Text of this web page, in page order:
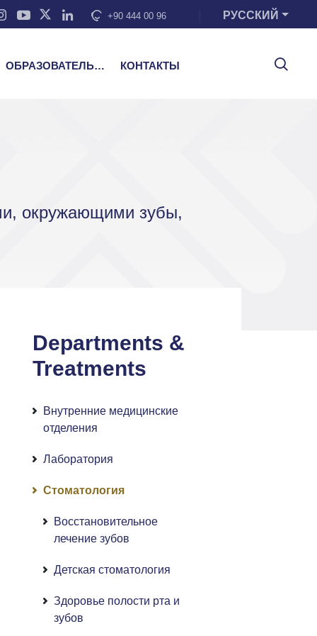
+90 444 00 96 РУССКИЙ
ОБРАЗОВАТЕЛЬНЫЕ УСЛУГИ КОНТАКТЫ
окружающими зубы,
Departments &
Treatments
Внутренние медицинские
отделения
Лаборатория
Стоматология
Восстановительное
лечение зубов
Детская стоматология
Здоровье полости рта и
зубов